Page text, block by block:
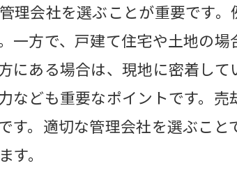
理会社を選ぶことが重要です
一方で、戸建て住宅や土地の
ある場合は、現地に密着して
ども重要なポイントです。売
。適切な管理会社を選ぶこと
。